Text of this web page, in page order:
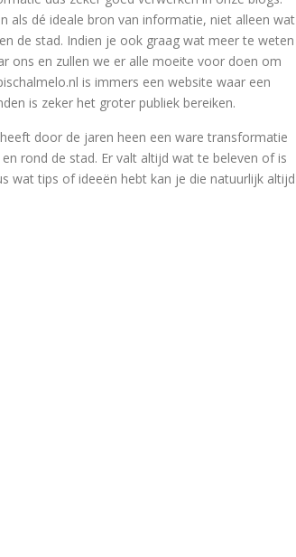
als dé ideale bron van informatie, niet alleen wat
de stad. Indien je ook graag wat meer te weten
ons en zullen we er alle moeite voor doen om
is immers een website waar een
is zeker het groter publiek bereiken.
door de jaren heen een ware transformatie
rond de stad. Er valt altijd wat te beleven of is
wat tips of ideeën hebt kan je die natuurlijk altijd